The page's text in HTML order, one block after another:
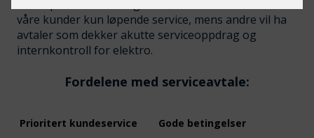
våre kunder kun løpende service, mens andre vil ha
avtaler som dekker akutte serviceoppdrag og
internkontroll for elektro.
Fordelene med serviceavtale:
Prioritert kundeservice Gode betingelser